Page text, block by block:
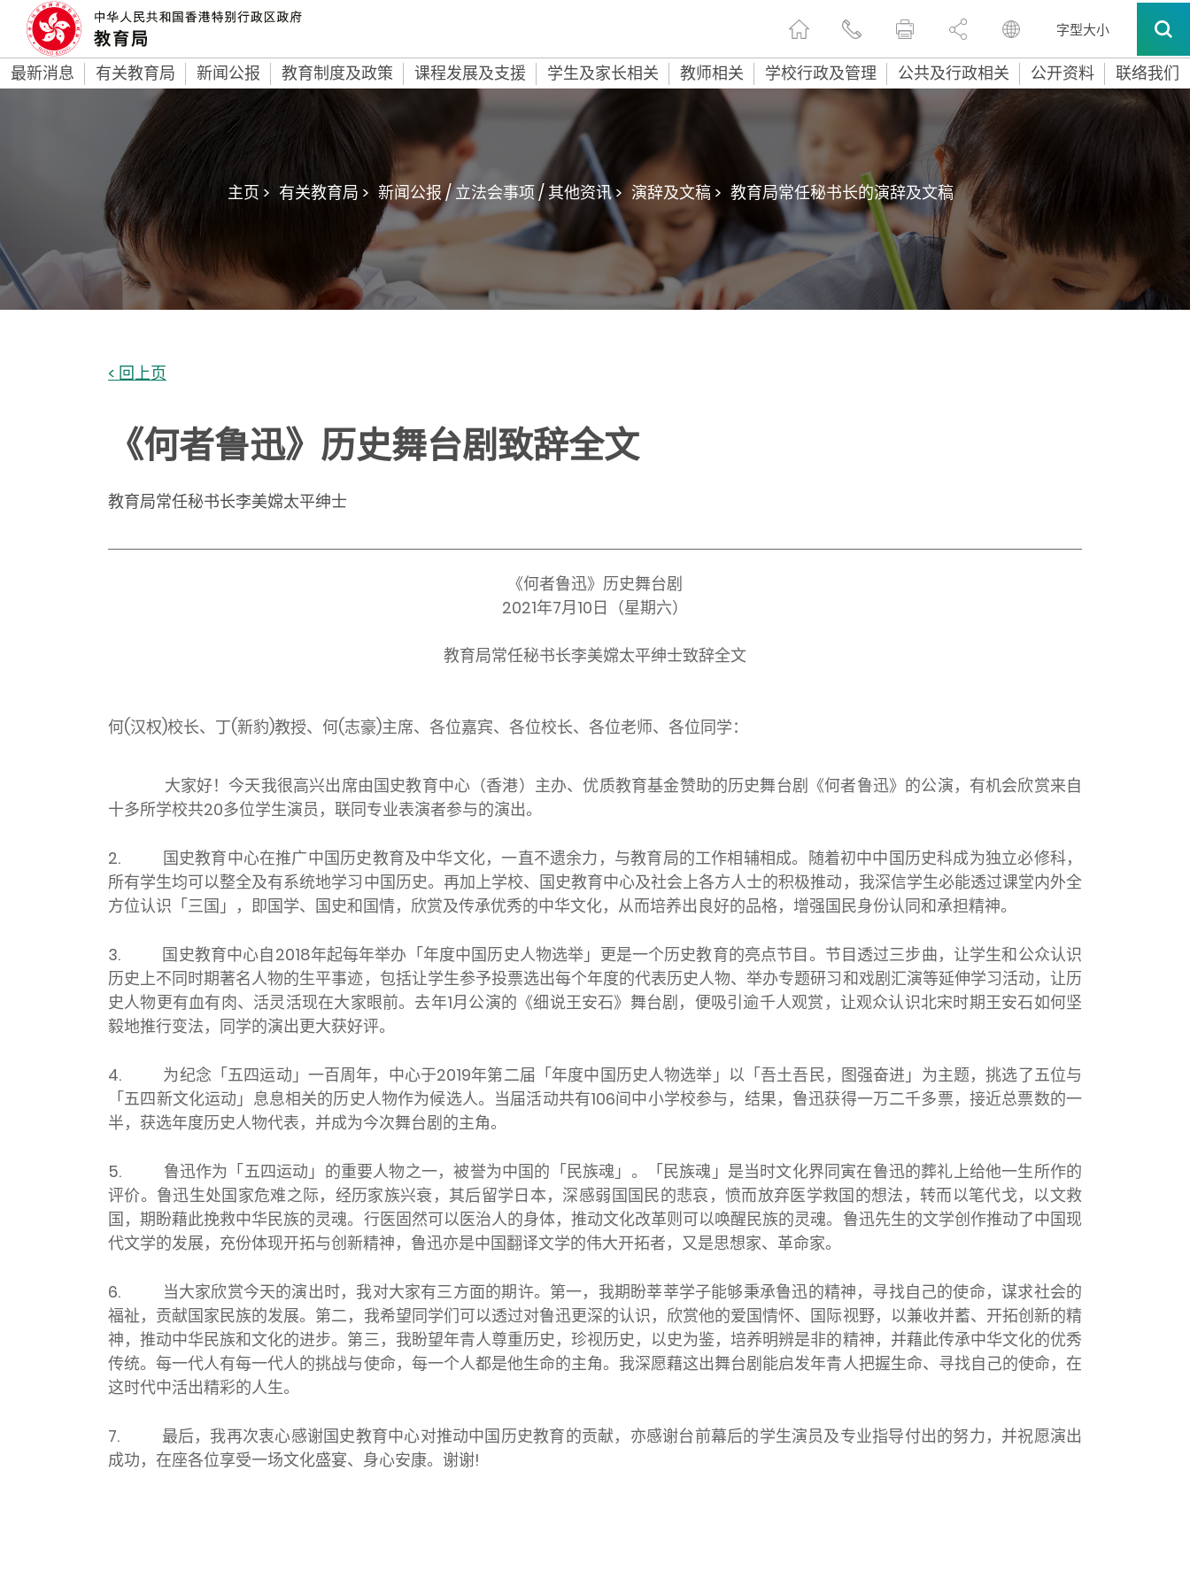
字型大小
最新消息 有关教育局 新闻公报 教育制度及政策 课程发展及支援 学生及家长相关 教师相关 学校行政及管理 公共及行政相关 公开资料 联络我们
主页 > 有关教育局 > 新闻公报 / 立法会事项 / 其他资讯 > 演辞及文稿 > 教育局常任秘书长的演辞及文稿
< 回上页
《何者鲁迅》历史舞台剧致辞全文
教育局常任秘书长李美嫦太平绅士
《何者鲁迅》历史舞台剧
2021年7月10日（星期六）
教育局常任秘书长李美嫦太平绅士致辞全文
何(汉权)校长、丁(新豹)教授、何(志豪)主席、各位嘉宾、各位校长、各位老师、各位同学：
大家好！今天我很高兴出席由国史教育中心（香港）主办、优质教育基金赞助的历史舞台剧《何者鲁迅》的公演，有机会欣赏来自
十多所学校共20多位学生演员，联同专业表演者参与的演出。
2.
国史教育中心在推广中国历史教育及中华文化，一直不遗余力，与教育局的工作相辅相成。随着初中中国历史科成为独立必修科，
所有学生均可以整全及有系统地学习中国历史。再加上学校、国史教育中心及社会上各方人士的积极推动，我深信学生必能透过课堂内外全
方位认识「三国」，即国学、国史和国情，欣赏及传承优秀的中华文化，从而培养出良好的品格，增强国民身份认同和承担精神。
3.
国史教育中心自2018年起每年举办「年度中国历史人物选举」更是一个历史教育的亮点节目。节目透过三步曲，让学生和公众认识
历史上不同时期著名人物的生平事迹，包括让学生参予投票选出每个年度的代表历史人物、举办专题研习和戏剧汇演等延伸学习活动，让历
史人物更有血有肉、活灵活现在大家眼前。去年1月公演的《细说王安石》舞台剧，便吸引逾千人观赏，让观众认识北宋时期王安石如何坚
毅地推行变法，同学的演出更大获好评。
4.
为纪念「五四运动」一百周年，中心于2019年第二届「年度中国历史人物选举」以「吾土吾民，图强奋进」为主题，挑选了五位与
「五四新文化运动」息息相关的历史人物作为候选人。当届活动共有106间中小学校参与，结果，鲁迅获得一万二千多票，接近总票数的一
半，获选年度历史人物代表，并成为今次舞台剧的主角。
5.
鲁迅作为「五四运动」的重要人物之一，被誉为中国的「民族魂」。「民族魂」是当时文化界同寅在鲁迅的葬礼上给他一生所作的
评价。鲁迅生处国家危难之际，经历家族兴衰，其后留学日本，深感弱国国民的悲哀，愤而放弃医学救国的想法，转而以笔代戈，以文救
国，期盼藉此挽救中华民族的灵魂。行医固然可以医治人的身体，推动文化改革则可以唤醒民族的灵魂。鲁迅先生的文学创作推动了中国现
代文学的发展，充份体现开拓与创新精神，鲁迅亦是中国翻译文学的伟大开拓者，又是思想家、革命家。
6.
当大家欣赏今天的演出时，我对大家有三方面的期许。第一，我期盼莘莘学子能够秉承鲁迅的精神，寻找自己的使命，谋求社会的
福祉，贡献国家民族的发展。第二，我希望同学们可以透过对鲁迅更深的认识，欣赏他的爱国情怀、国际视野，以兼收并蓄、开拓创新的精
神，推动中华民族和文化的进步。第三，我盼望年青人尊重历史，珍视历史，以史为鉴，培养明辨是非的精神，并藉此传承中华文化的优秀
传统。每一代人有每一代人的挑战与使命，每一个人都是他生命的主角。我深愿藉这出舞台剧能启发年青人把握生命、寻找自己的使命，在
这时代中活出精彩的人生。
7.
最后，我再次衷心感谢国史教育中心对推动中国历史教育的贡献，亦感谢台前幕后的学生演员及专业指导付出的努力，并祝愿演出
成功，在座各位享受一场文化盛宴、身心安康。谢谢!